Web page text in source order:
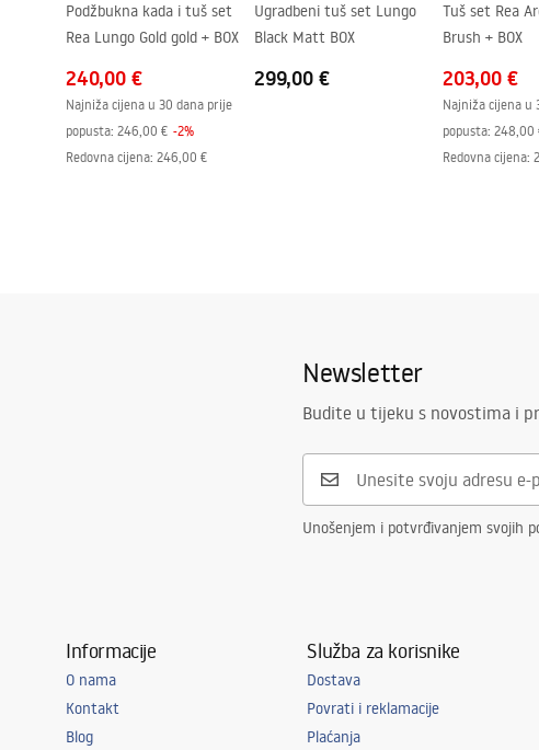
Podžbukna kada i tuš set
Rea Lungo Gold gold + BOX
240,00 €
Najniža cijena u 30 dana prije
popusta: 246,00 € -2%
Redovna cijena: 246,00 €
Ugradbeni tuš set Lungo
Black Matt BOX
299,00 €
Tuš set Rea
Brush + BOX
203,00 €
Najniža cijena u
popusta: 248,00
Redovna cijena:
Newsletter
Budite u tijeku s novostima i
Unošenjem i potvrđivanjem svojih
Informacije
O nama
Kontakt
Blog
Služba za korisnike
Dostava
Povrati i reklamacije
Plaćanja